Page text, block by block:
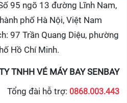
95 ngõ 13 đường Lĩnh Nam,
phố Hà Nội, Việt Nam
97 Trần Quang Diệu, phường
Hồ Chí Minh.
TNHH VÉ MÁY BAY SENBAY
Tổng đài hỗ trợ: 0868.003.443